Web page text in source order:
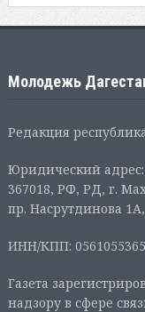
Молодежь
Редакция
Юридический адрес:
367018, РФ, РД, г.
пр. Насрутдинова
ИНН/КПП: 0561055365
Газета
надзору в сфере